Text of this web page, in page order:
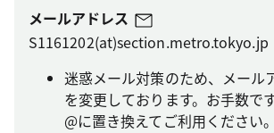
メールアドレス
S1161202(at)section.metro.tokyo.jp
迷惑メール対策のため、メール
を変更しております。お手数で
@に置き換えてご利用ください。